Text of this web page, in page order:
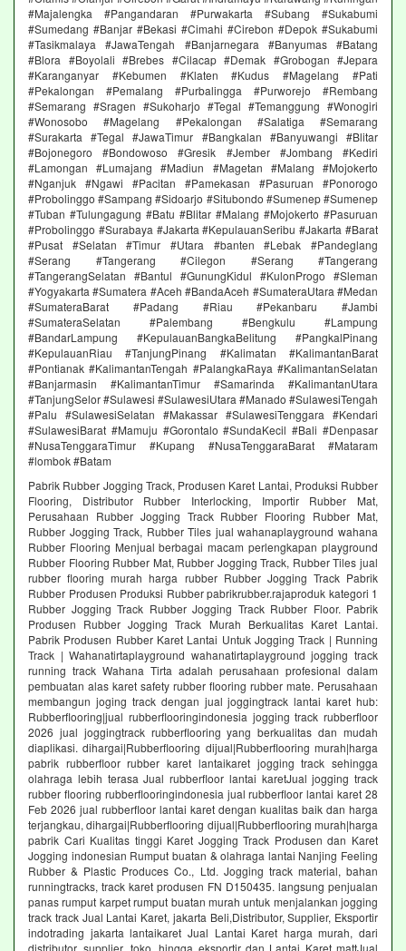
#Majalengka #Pangandaran #Purwakarta #Subang #Sukabumi
#Sumedang #Banjar #Bekasi #Cimahi #Cirebon #Depok #Sukabumi
#Tasikmalaya #JawaTengah #Banjarnegara #Banyumas #Batang
#Blora #Boyolali #Brebes #Cilacap #Demak #Grobogan #Jepara
#Karanganyar #Kebumen #Klaten #Kudus #Magelang #Pati
#Pekalongan #Pemalang #Purbalingga #Purworejo #Rembang
#Semarang #Sragen #Sukoharjo #Tegal #Temanggung #Wonogiri
#Wonosobo #Magelang #Pekalongan #Salatiga #Semarang
#Surakarta #Tegal #JawaTimur #Bangkalan #Banyuwangi #Blitar
#Bojonegoro #Bondowoso #Gresik #Jember #Jombang #Kediri
#Lamongan #Lumajang #Madiun #Magetan #Malang #Mojokerto
#Nganjuk #Ngawi #Pacitan #Pamekasan #Pasuruan #Ponorogo
#Probolinggo #Sampang #Sidoarjo #Situbondo #Sumenep #Sumenep
#Tuban #Tulungagung #Batu #Blitar #Malang #Mojokerto #Pasuruan
#Probolinggo #Surabaya #Jakarta #KepulauanSeribu #Jakarta #Barat
#Pusat #Selatan #Timur #Utara #banten #Lebak #Pandeglang
#Serang #Tangerang #Cilegon #Serang #Tangerang
#TangerangSelatan #Bantul #GunungKidul #KulonProgo #Sleman
#Yogyakarta #Sumatera #Aceh #BandaAceh #SumateraUtara #Medan
#SumateraBarat #Padang #Riau #Pekanbaru #Jambi
#SumateraSelatan #Palembang #Bengkulu #Lampung
#BandarLampung #KepulauanBangkaBelitung #PangkalPinang
#KepulauanRiau #TanjungPinang #Kalimatan #KalimantanBarat
#Pontianak #KalimantanTengah #PalangkaRaya #KalimantanSelatan
#Banjarmasin #KalimantanTimur #Samarinda #KalimantanUtara
#TanjungSelor #Sulawesi #SulawesiUtara #Manado #SulawesiTengah
#Palu #SulawesiSelatan #Makassar #SulawesiTenggara #Kendari
#SulawesiBarat #Mamuju #Gorontalo #SundaKecil #Bali #Denpasar
#NusaTenggaraTimur #Kupang #NusaTenggaraBarat #Mataram
#lombok #Batam
Pabrik Rubber Jogging Track, Produsen Karet Lantai, Produksi Rubber
Flooring, Distributor Rubber Interlocking, Importir Rubber Mat,
Perusahaan Rubber Jogging Track Rubber Flooring Rubber Mat,
Rubber Jogging Track, Rubber Tiles jual wahanaplayground wahana
Rubber Flooring Menjual berbagai macam perlengkapan playground
Rubber Flooring Rubber Mat, Rubber Jogging Track, Rubber Tiles jual
rubber flooring murah harga rubber Rubber Jogging Track Pabrik
Rubber Produsen Produksi Rubber pabrikrubber.rajaproduk kategori 1
Rubber Jogging Track Rubber Jogging Track Rubber Floor. Pabrik
Produsen Rubber Jogging Track Murah Berkualitas Karet Lantai.
Pabrik Produsen Rubber Karet Lantai Untuk Jogging Track | Running
Track | Wahanatirtaplayground wahanatirtaplayground jogging track
running track Wahana Tirta adalah perusahaan profesional dalam
pembuatan alas karet safety rubber flooring rubber mate. Perusahaan
membangun joging track dengan jual joggingtrack lantai karet hub:
Rubberflooring|jual rubberflooringindonesia jogging track rubberfloor
2026 jual joggingtrack rubberflooring yang berkualitas dan mudah
diaplikasi. dihargai|Rubberflooring dijual|Rubberflooring murah|harga
pabrik rubberfloor rubber karet lantaikaret jogging track sehingga
olahraga lebih terasa Jual rubberfloor lantai karetJual jogging track
rubber flooring rubberflooringindonesia jual rubberfloor lantai karet 28
Feb 2026 jual rubberfloor lantai karet dengan kualitas baik dan harga
terjangkau, dihargai|Rubberflooring dijual|Rubberflooring murah|harga
pabrik Cari Kualitas tinggi Karet Jogging Track Produsen dan Karet
Jogging indonesian Rumput buatan & olahraga lantai Nanjing Feeling
Rubber & Plastic Produces Co., Ltd. Jogging track material, bahan
runningtracks, track karet produsen FN D150435. langsung penjualan
panas rumput karpet rumput buatan murah untuk menjalankan jogging
track track Jual Lantai Karet, jakarta Beli,Distributor, Supplier, Eksportir
indotrading jakarta lantaikaret Jual Lantai Karet harga murah, dari